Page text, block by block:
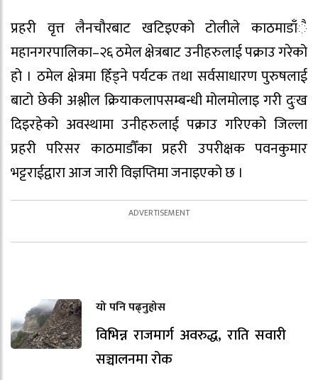
प्रहरी वृत्त लैनचौरबाट खटिइएको टोलीले काठमाडाँै
महानगरपालिका–२६ ठमेल क्षेत्रबाट उनीहरुलाई पक्राउ गरेको
हो । ठमेल क्षेत्रमा हिँड्ने पर्यटक तथा सर्वसाधारण पुरुषलाई
बाटो छेकी अश्लील क्रियाकलापसम्बन्धी मोलमोलाइ गरी दुःख
दिइरहेको अवस्थामा उनीहरुलाई पक्राउ गरिएको जिल्ला
प्रहरी परिसर काठमाडौँका प्रहरी उपरीक्षक पवनकुमार
भट्टराईद्वारा आज जारी विज्ञप्तिमा जनाइएको छ ।
यो पनि पढ्नुहोस
विभिन्न राजमार्ग अवरुद्ध, राति सवारी
सञ्चालनमा रोक